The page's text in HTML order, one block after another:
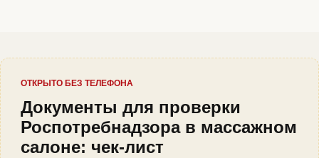
ОТКРЫТО БЕЗ ТЕЛЕФОНА
Документы для проверки
Роспотребнадзора в массажном
салоне: чек-лист